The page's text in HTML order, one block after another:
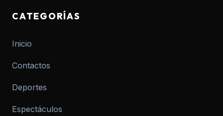
CATEGORÍAS
Inicio
Contactos
Deportes
Espectáculos